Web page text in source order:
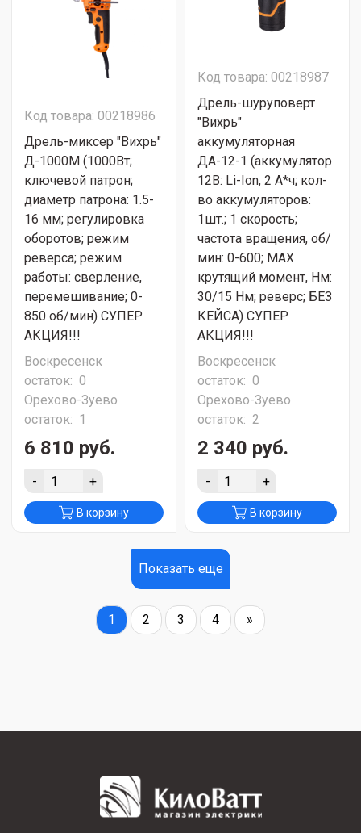
Код товара: 00218986
Дрель-миксер "Вихрь"
Д-1000М (1000Вт;
ключевой патрон;
диаметр патрона: 1.5-
16 мм; регулировка
оборотов; режим
реверса; режим
работы: сверление,
перемешивание; 0-
850 об/мин) СУПЕР
АКЦИЯ!!!
Воскресенск
остаток: 0
Орехово-Зуево
остаток: 1
6 810 руб.
- +
В корзину
Код товара: 00218987
Дрель-шуруповерт
"Вихрь"
аккумуляторная
ДА-12-1 (аккумулятор
12В: Li-Ion, 2 А*ч; кол-
во аккумуляторов:
1шт.; 1 скорость;
частота вращения, об/
мин: 0-600; МАХ
крутящий момент, Нм:
30/15 Нм; реверс; БЕЗ
КЕЙСА) СУПЕР
АКЦИЯ!!!
Воскресенск
остаток: 0
Орехово-Зуево
остаток: 2
2 340 руб.
- +
В корзину
Показать еще
1 2 3 4 »